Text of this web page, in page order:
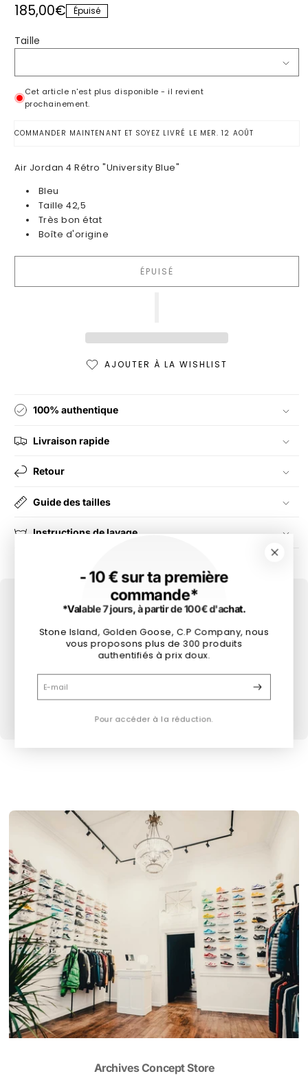
Prix habituel
185,00€ Épuisé
Taille
Cet article n'est plus disponible - il revient
prochainement.
COMMANDER MAINTENANT ET SOYEZ LIVRÉ LE MER. 12 AOÛT
Air Jordan 4 Rétro "University Blue"
Bleu
Taille 42,5
Très bon état
Boîte d'origine
ÉPUISÉ
AJOUTER À LA WISHLIST
100% authentique
Livraison rapide
Retour
Guide des tailles
Instructions de lavage
Tu cherches un produit de la même taille
Sélectionne ta taille pour voir tous les produits
Archives Concept Store
- 10 € sur ta première
commande*
*Valable 7 jours, à partir de 100€ d'achat.
Stone Island, Golden Goose, C.P Company, nous
vous proposons plus de 300 produits
authentifiés à prix doux.
Pour accéder à la réduction.